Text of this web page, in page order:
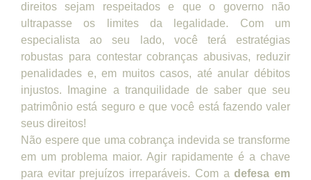
direitos sejam respeitados e que o governo não
ultrapasse os limites da legalidade. Com um
especialista ao seu lado, você terá estratégias
robustas para contestar cobranças abusivas, reduzir
penalidades e, em muitos casos, até anular débitos
injustos. Imagine a tranquilidade de saber que seu
patrimônio está seguro e que você está fazendo valer
seus direitos!
Não espere que uma cobrança indevida se transforme
em um problema maior. Agir rapidamente é a chave
para evitar prejuízos irreparáveis. Com adefesa em